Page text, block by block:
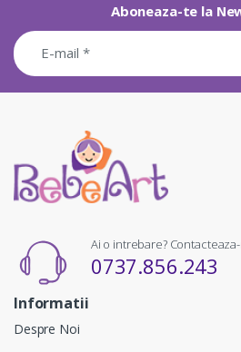
Aboneaza-te la
Ai o intrebare?
0737.856.243
Informatii
Despre Noi